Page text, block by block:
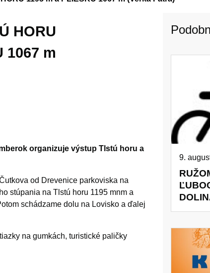
HORU
1067 m
organizuje výstup Tlstú horu a
od Drevenice parkoviska na
stúpania na Tlstú horu 1195 mnm a
schádzame dolu na Lovisko a ďalej
na gumkách, turistické paličky
9.